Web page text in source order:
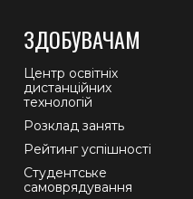
ЗДОБУВАЧАМ
Центр освітніх
дистанційних
технологій
Розклад занять
Рейтинг успішності
Студентське
самоврядування